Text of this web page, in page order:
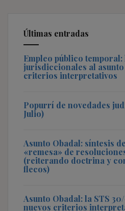
Últimas entradas
Empleo público
jurisdiccionales al asunto
criterios interpretativos
Popurrí de novedades
Julio)
Asunto Obadal: síntesis
«remesa» de
(reiterando doctrina y
flecos)
Asunto Obadal: la STS
nuevos criterios